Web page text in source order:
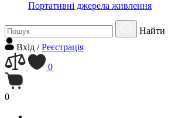
Портативні джерела живлення
Найти
Вхiд /Реєстрація
0
0